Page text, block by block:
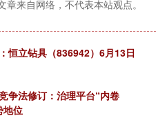
来自网络，不代表本站观点。
恒立钻具（836942）6月13日
争法修订：治理平台“内卷
地位